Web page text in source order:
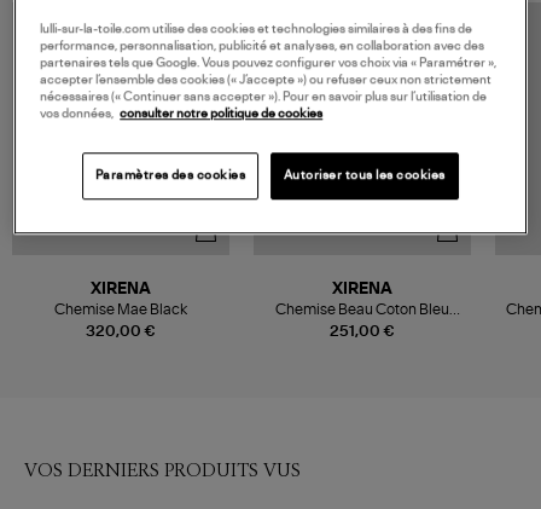
320,00 €
XIRENA
Chemise Mae Black
251,00 €
XIRENA
Chemise Beau Coton Bleu
Navy
VOS DERNIERS PRODUITS VUS
lulli-sur-la-toile.com utilise des cookies et technologies similaires à des fins de
performance, personnalisation, publicité et analyses, en collaboration avec des
partenaires tels que Google. Vous pouvez configurer vos choix via « Paramétrer »,
accepter l’ensemble des cookies (« J’accepte ») ou refuser ceux non strictement
nécessaires (« Continuer sans accepter »). Pour en savoir plus sur l’utilisation de
vos données, consulter notre politique de cookies
Paramètres des cookies Autoriser tous les cookies